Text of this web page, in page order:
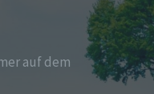
auf dem